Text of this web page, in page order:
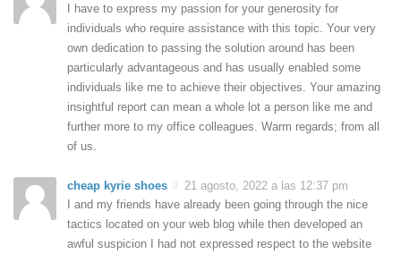
I have to express my passion for your generosity for
individuals who require assistance with this topic. Your very
own dedication to passing the solution around has been
particularly advantageous and has usually enabled some
individuals like me to achieve their objectives. Your amazing
insightful report can mean a whole lot a person like me and
further more to my office colleagues. Warm regards; from all
of us.
cheap kyrie shoes
21 agosto, 2022 a las 12:37 pm
I and my friends have already been going through the nice
tactics located on your web blog while then developed an
awful suspicion I had not expressed respect to the website